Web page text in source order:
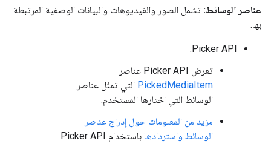
عناصر الوسائط: تشمل الصور والفيديوهات والبيانات الوصفية المرتبطة
بها.
Picker API:
تعرض Picker API عناصر
PickedMediaItem التي تمثّل عناصر
الوسائط التي اختارها المستخدم.
مزيد من المعلومات حول إدراج عناصر
الوسائط واستردادها باستخدام Picker API